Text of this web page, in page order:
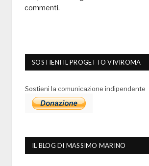
commenti.
SOSTIENI IL PROGETTO VIVIROMA
Sostieni la comunicazione indipendente
IL BLOG DI MASSIMO MARINO